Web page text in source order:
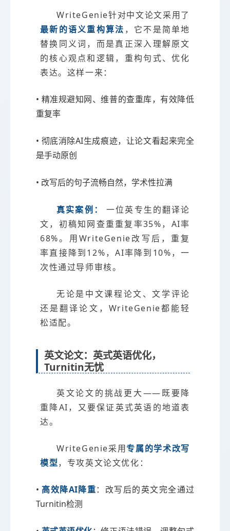
WriteGenie针对中文论文采用了
最新的语义重构算法 ，它不是简单地
替换同义词，而是真正深入理解原文
的核心观点和逻辑，重构句式、优化
表达。这样一来：
• 精准规避知网、维普的查重库，有效降低
重复率
• 彻底消除AI生成痕迹，让论文看起来完全
是手动原创
• 改写后的句子流畅自然，学术性拉满
真实案例：
一位英专生的翻译论
文，初稿知网查重重复率35%，AI率
68%。用WriteGenie改写后，重复
率直接降到12%，AI率降到10%，一
次性通过导师审核。
无论是中文课程论文、文学评论
还是翻译论文，WriteGenie都能轻
松适配。
英文论文：英式英语优化，
Turnitin无忧
英文论文的挑战更大——既要降
重降AI，又要保证英式英语的地道表
达。
WriteGenie采用专属的学术改写
模型，专攻英文论文优化：
• 高效降AI降重：改写后的英文完全通过
Turnitin检测